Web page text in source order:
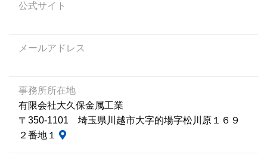
公式サイト
メールアドレス
事務所所在地
有限会社大久保金属工業
〒350-1101 埼玉県川越市大字的場字松川原１６９
２番地１